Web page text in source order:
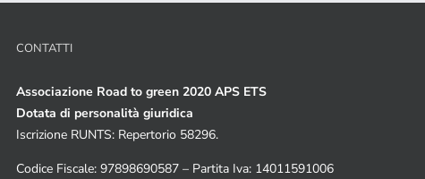
CONTATTI
Associazione Road to green 2020 APS ETS
Dotata di personalità giuridica
Iscrizione RUNTS: Repertorio 58296.
Codice Fiscale: 97898690587 – Partita Iva: 14011591006